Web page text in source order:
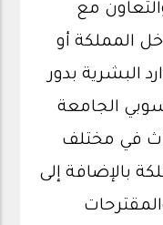
مع
المملكة أو
البشرية بدور
الجامعة
في مختلف
بالإضافة إلى